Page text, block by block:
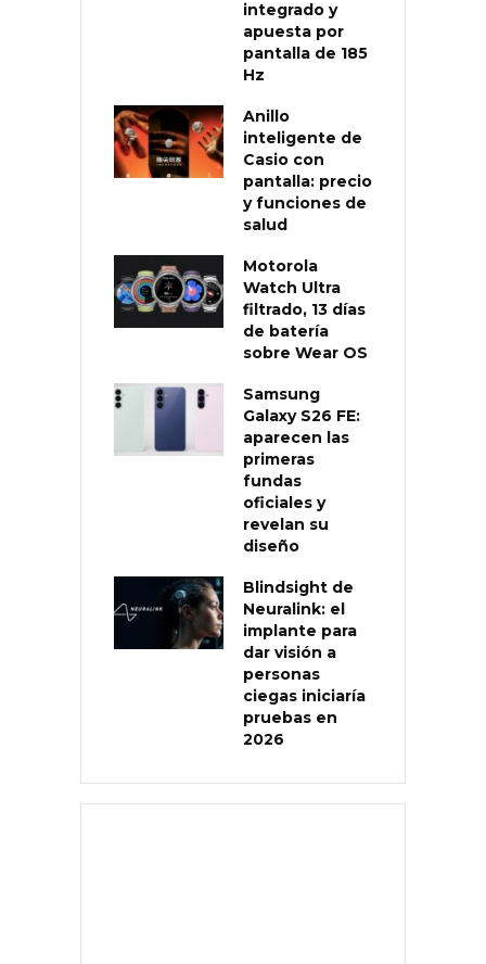
integrado y
apuesta por
pantalla de 185
Hz
Anillo
inteligente de
Casio con
pantalla: precio
y funciones de
salud
Motorola
Watch Ultra
filtrado, 13 días
de batería
sobre Wear OS
Samsung
Galaxy S26 FE:
aparecen las
primeras
fundas
oficiales y
revelan su
diseño
Blindsight de
Neuralink: el
implante para
dar visión a
personas
ciegas iniciaría
pruebas en
2026